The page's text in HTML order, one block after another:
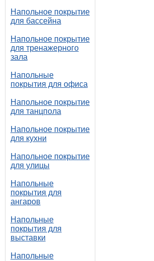
Напольное покрытие
для бассейна
Напольное покрытие
для тренажерного
зала
Напольные
покрытия для офиса
Напольное покрытие
для танцпола
Напольное покрытие
для кухни
Напольное покрытие
для улицы
Напольные
покрытия для
ангаров
Напольные
покрытия для
выставки
Напольные